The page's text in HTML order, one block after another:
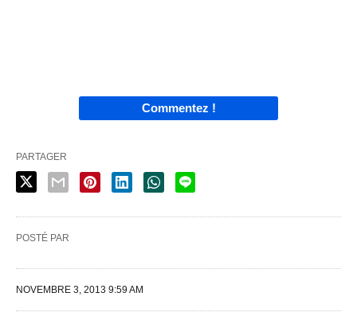
Commentez !
PARTAGER
POSTÉ PAR
NOVEMBRE 3, 2013 9:59 AM